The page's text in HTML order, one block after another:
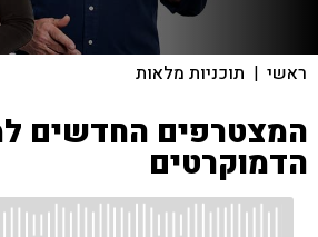
ראשי | תוכניות מלאות
המצטרפים החדשים
הדמוקרטים